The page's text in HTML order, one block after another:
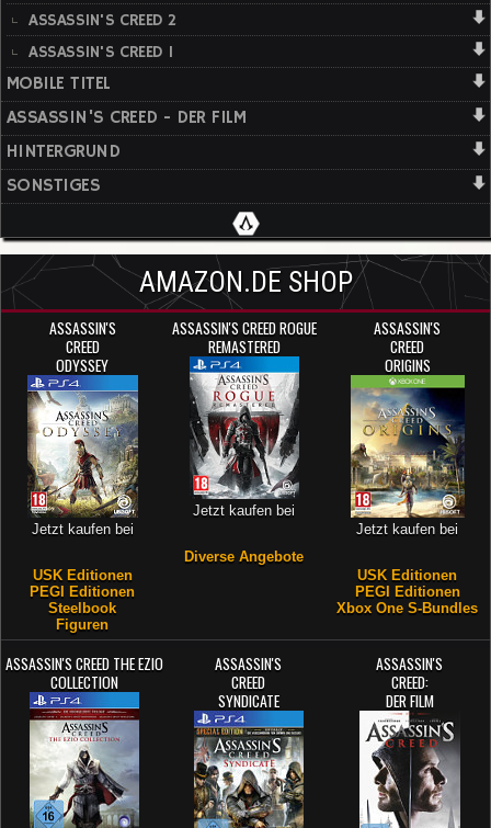
ASSASSIN'S CREED 2
ASSASSIN'S CREED 1
MOBILE TITEL
ASSASSIN'S CREED - DER FILM
HINTERGRUND
SONSTIGES
AMAZON.DE SHOP
ASSASSIN'S
CREED
ODYSSEY
Jetzt kaufen bei
USK Editionen
PEGI Editionen
Steelbook
Figuren
ASSASSIN'S CREED ROGUE
REMASTERED
Jetzt kaufen bei
Diverse Angebote
ASSASSIN'S
CREED
ORIGINS
Jetzt kaufen bei
USK Editionen
PEGI Editionen
Xbox One S-Bundles
ASSASSIN'S CREED THE EZIO
COLLECTION
ASSASSIN'S
CREED
SYNDICATE
ASSASSIN'S
CREED:
DER FILM